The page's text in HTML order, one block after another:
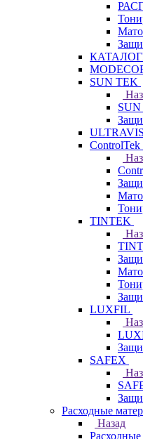
SUN TEK
ControlTek
TINTEK
LUXFIL
SAFEX
Расходные
Назад
Расходные